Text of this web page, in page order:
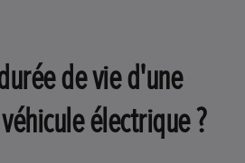
de vie d'une
électrique ?